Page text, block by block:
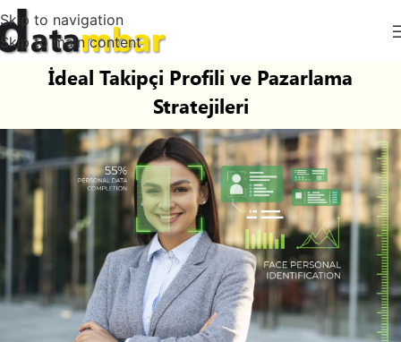
Skip to navigation
Skip to main content
İdeal Takipçi Profili ve Pazarlama
Stratejileri